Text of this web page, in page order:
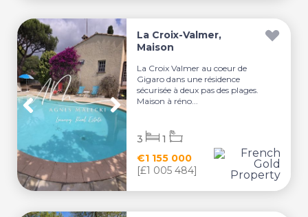
La Croix-Valmer,
Maison
La Croix Valmer au coeur de
Gigaro dans une résidence
sécurisée à deux pas des plages.
Maison à réno...
€1 155 000
[£1 005 484]
3 1